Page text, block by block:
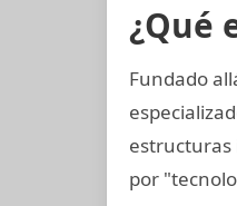
¿Qué
Fundado
estructuras
por